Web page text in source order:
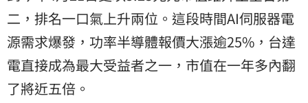
二，排名一口氣上升兩位。這段時間AI伺服器電
源需求爆發，功率半導體報價大漲逾25%，台達
電直接成為最大受益者之一，市值在一年多內翻
了將近五倍。